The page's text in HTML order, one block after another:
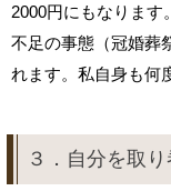
2000円にもなります。
不足の事態（冠婚葬
れます。私自身も何
３．自分を取